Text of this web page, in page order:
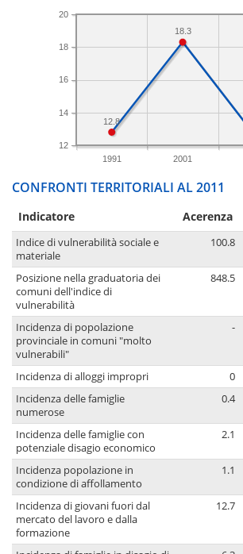
1991 2001
12
14
16
18
20
18.3
12.8
CONFRONTI TERRITORIALI AL 2011
Indicatore Acerenza
Indice di vulnerabilità sociale e
materiale
100.8
Posizione nella graduatoria dei
comuni dell'indice di
vulnerabilità
848.5
Incidenza di popolazione
provinciale in comuni "molto
vulnerabili"
-
Incidenza di alloggi impropri 0
Incidenza delle famiglie
numerose
0.4
Incidenza delle famiglie con
potenziale disagio economico
2.1
Incidenza popolazione in
condizione di affollamento
1.1
Incidenza di giovani fuori dal
mercato del lavoro e dalla
formazione
12.7